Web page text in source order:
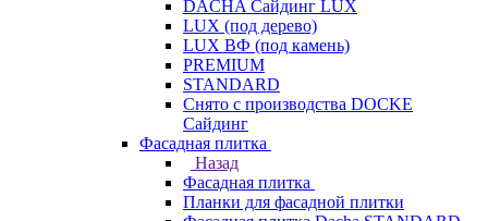
DACHA Сайдинг LUX
LUX (под дерево)
LUX ВФ (под камень)
PREMIUM
STANDARD
Снято с производства DOCKE
Сайдинг
Фасадная плитка
Назад
Фасадная плитка
Планки для фасадной плитки